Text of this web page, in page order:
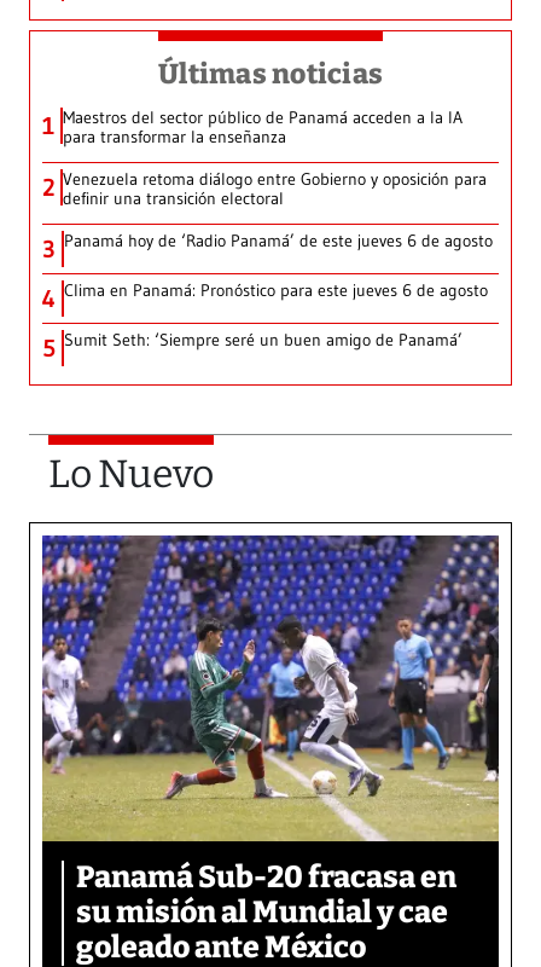
Últimas noticias
1 Maestros del sector público de Panamá acceden a la IA
para transformar la enseñanza
2 Venezuela retoma diálogo entre Gobierno y oposición para
definir una transición electoral
3 Panamá hoy de ‘Radio Panamá’ de este jueves 6 de agosto
4 Clima en Panamá: Pronóstico para este jueves 6 de agosto
5 Sumit Seth: ‘Siempre seré un buen amigo de Panamá’
Lo Nuevo
Panamá Sub-20 fracasa en
su misión al Mundial y cae
goleado ante México